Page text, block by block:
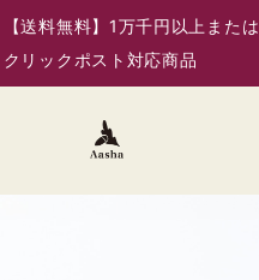
【送料無料】1万千円以上または
クリックポスト対応商品